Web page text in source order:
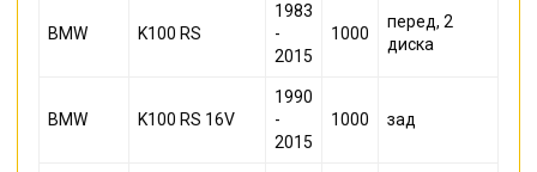
BMW K100 RS
1983
-
2015
1000
перед, 2
диска
BMW K100 RS 16V
1990
-
2015
1000 зад